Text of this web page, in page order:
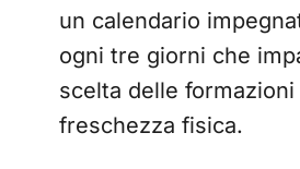
un calendario
ogni tre giorni che
scelta delle formazioni
freschezza fisica.